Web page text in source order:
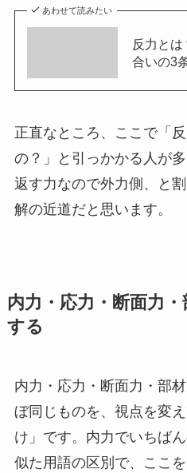
あわせて読みたい
反力とは
合いの3
正直なところ、ここで「
の？」と引っかかる人が
返す力なので外力側、と
解の近道だと思います。
内力・応力・断面力
する
内力・応力・断面力・部
ぼ同じものを、視点を変
け」です。内力でいちば
似た用語の区別で、ここ